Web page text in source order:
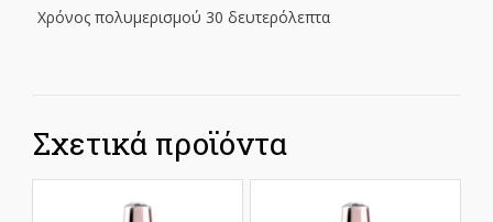
Χρόνος πολυμερισμού 30 δευτερόλεπτα
Σχετικά προϊόντα